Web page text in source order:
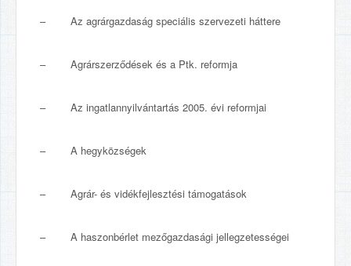
– Az agrárgazdaság speciális szervezeti háttere
– Agrárszerződések és a Ptk. reformja
– Az ingatlannyilvántartás 2005. évi reformjai
– A hegyközségek
– Agrár- és vidékfejlesztési támogatások
– A haszonbérlet mezőgazdasági jellegzetességei